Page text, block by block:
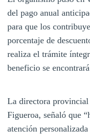
del pago anual
para que los
porcentaje de
realiza el trámite
beneficio se
La directora
Figueroa, señaló que
atención